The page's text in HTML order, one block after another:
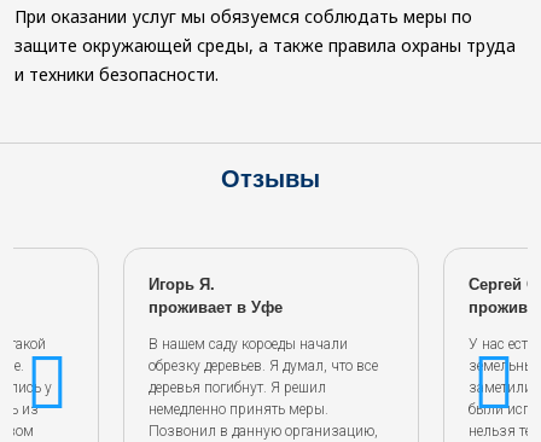
При оказании услуг мы обязуемся соблюдать меры по
защите окружающей среды, а также правила охраны труда
и техники безопасности.
Отзывы
такой
у
из
Игорь Я.
проживает в Уфе
В нашем саду короеды начали
обрезку деревьев. Я думал, что все
деревья погибнут. Я решил
немедленно принять меры.
Позвонил в данную организацию,
Сергей
У нас
заметили
были
нельзя